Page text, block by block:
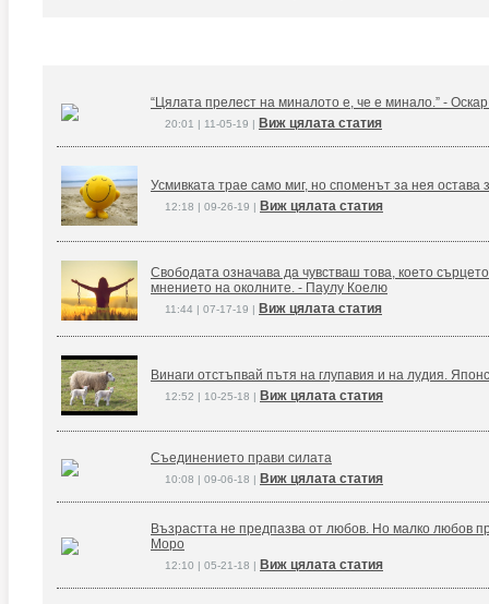
“Цялата прелест на миналото е, че е минало.” -
20:01 | 11-05-19 | Виж цялата статия
Усмивката трае само миг, но споменът за нея остава
12:18 | 09-26-19 | Виж цялата статия
Свободата означава да чувстваш това, което
мнението на околните. - Паулу Коелю
11:44 | 07-17-19 | Виж цялата статия
Винаги отстъпвай пътя на глупавия и на лудия.
12:52 | 10-25-18 | Виж цялата статия
Съединението прави силата
10:08 | 09-06-18 | Виж цялата статия
Възрастта не предпазва от любов. Но малко любов
Моро
12:10 | 05-21-18 | Виж цялата статия